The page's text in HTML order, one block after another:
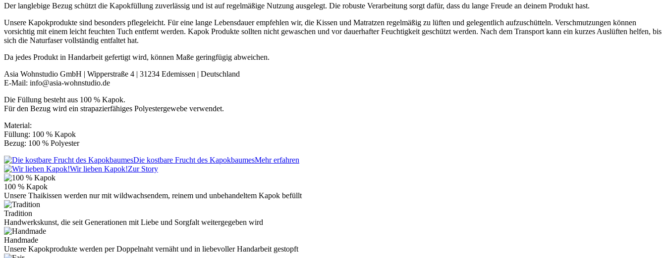
Der langlebige Bezug schützt die Kapokfüllung zuverlässig und ist auf regelmäßige Nutzung ausgelegt. Die robuste Verarbeitung sorgt dafür, dass du lange Freude an deinem Produkt hast.
Unsere Kapokprodukte sind besonders pflegeleicht. Für eine lange Lebensdauer empfehlen wir, die Kissen und Matratzen regelmäßig zu lüften und gelegentlich aufzuschütteln. Verschmutzungen können
vorsichtig mit einem leicht feuchten Tuch entfernt werden. Kapok Produkte sollten nicht gewaschen und vor dauerhafter Feuchtigkeit geschützt werden. Nach dem Transport kann ein kurzes Auslüften helfen, bis
sich die Naturfaser vollständig entfaltet hat.
Da jedes Produkt in Handarbeit gefertigt wird, können Maße geringfügig abweichen.
Asia Wohnstudio GmbH | Wipperstraße 4 | 31234 Edemissen | Deutschland
E-Mail: info@asia-wohnstudio.de
Die Füllung besteht aus 100 % Kapok.
Für den Bezug wird ein strapazierfähiges Polyestergewebe verwendet.
Material:
Füllung: 100 % Kapok
Bezug: 100 % Polyester
Die kostbare Frucht des KapokbaumesMehr erfahren
Wir lieben Kapok!Zur Story
100 % Kapok
Unsere Thaikissen werden nur mit wildwachsendem, reinem und unbehandeltem Kapok befüllt
Tradition
Handwerkskunst, die seit Generationen mit Liebe und Sorgfalt weitergegeben wird
Handmade
Unsere Kapokprodukte werden per Doppelnaht vernäht und in liebevoller Handarbeit gestopft